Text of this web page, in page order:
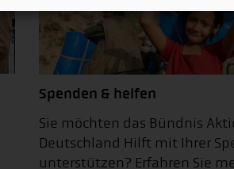
Spenden & helfen
Sie möchten das Bündnis
Deutschland Hilft mit Ihrer
unterstützen? Erfahren Sie